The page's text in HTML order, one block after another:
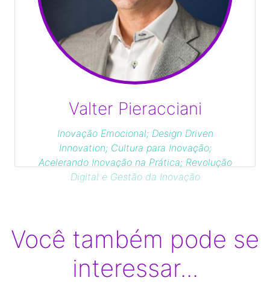
Valter Pieracciani
Inovação Emocional; Design Driven
Innovation; Cultura para Inovação;
Acelerando Inovação na Prática; Revolução
Digital e Gestão da Inovação
Você também pode se
interessar...